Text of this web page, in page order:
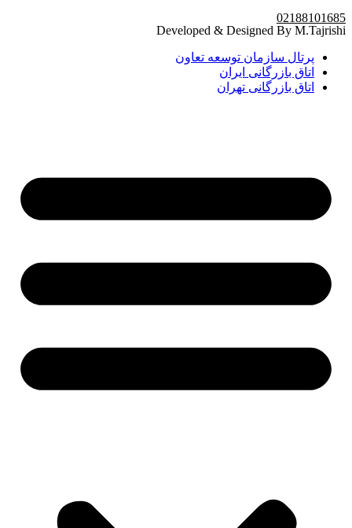
02188101685
Developed & Designed By M.Tajrishi
پرتال سازمان توسعه تعاون
اتاق بازرگانی ایران
اتاق بازرگانی تهران